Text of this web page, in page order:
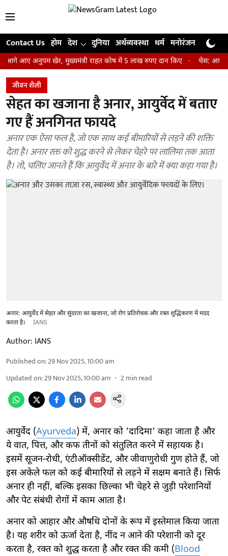
Contact Us होम देश दुनिया अर्थव्यवस्था धर्म मनोरंजन खेल
खेर, मुख्यमंत्री राहत कोष में 5 लाख रुपए दान किए चेस: आर
जीवन शैली
सेहत का खजाना है अनार, आयुर्वेद में बताए
गए हैं अनगिनत फायदे
अनार एक ऐसा फल है, जो एक साथ कई बीमारियों से लड़ने की शक्ति
देता है। अनार रक्त को शुद्ध करने से लेकर चेहरे पर लालिमा तक आता
है। तो, चलिए जानते हैं कि आयुर्वेद में अनार के बारे में क्या कहा गया है।
अनार: आयुर्वेद में सेहत और सुंदरता का खजाना, जो रोग प्रतिरोधक और रक्त शुद्धिकरण में मदद
करता है।
IANS
Author: IANS
Published on:29 Nov 2025, 10:00 am
Updated on:29 Nov 2025, 10:00 am 2min read
आयुर्वेद (Ayurveda) में, अनार को 'दादिमा' कहा जाता है और
ये वात, पित्त, और कफ तीनों को संतुलित करने में सहायक है।
इसमें सूजन-रोधी, एंटीऑक्सीडेंट, और जीवाणुरोधी गुण होते हैं, जो
इस अकेले फल को कई बीमारियों से लड़ने में सक्षम बनाते हैं। सिर्फ
अनार ही नहीं, बल्कि इसका छिल्का भी चेहरे से जुड़ी परेशानियों
और पेट संबंधी रोगों में काम आता है।
अनार को आहार और औषधि दोनों के रूप में इस्तेमाल किया जाता
है। यह शरीर को ऊर्जा देता है, नींद न आने की परेशानी को दूर
करता है, रक्त को शुद्ध करता है और रक्त की कमी (Blood